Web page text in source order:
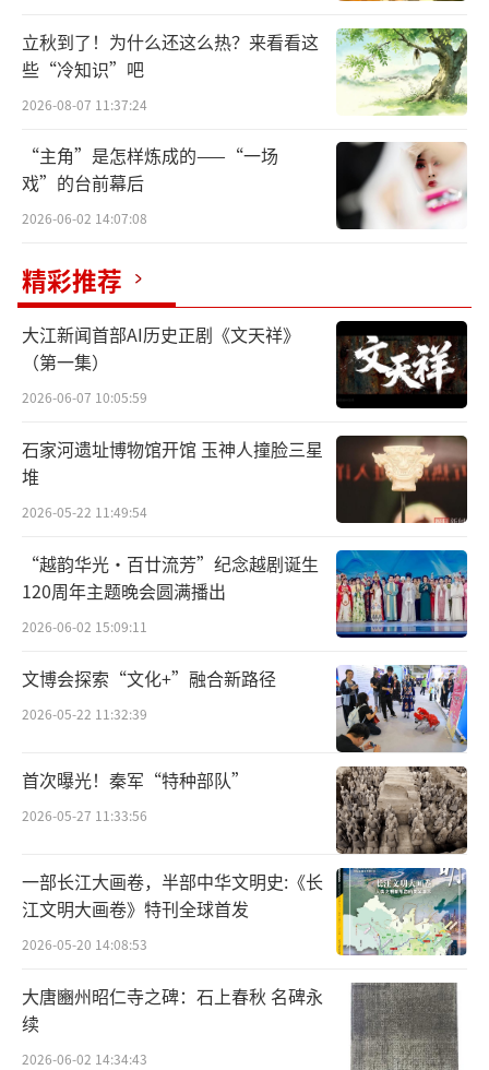
写生团合影
抵达当日，写生团首站走进新疆国际大巴
热闹的市井气息，瞬间将艺术家们带入丝路商
贸往来的历史长卷中。宏伟的观光塔高耸入
云，以新疆传统乐器“萨塔尔”为原型设计；
集贸市场内，从精美的手工地毯到闪亮的英吉
沙小刀，从绚丽的艾德莱斯绸到各式民族乐
器，令人目不暇接。艺术家们穿行在迷宫般的
巷道中，他们用相机、画笔迅速记录下头戴花
帽的老者闲坐品茗的场景、手工艺人专注打磨
铜器的神态、还有商贩们热情招揽客商的生动
表情。这些充满生活气息的画面，成为艺术家
们理解新疆多元文化的重要窗口。
作为“走遍中国”项目总负责人，杨晓阳
指出该项目经过三年系统筹划，以“学术性、
创新性、国际性、时代性”为宗旨，组织全国
优秀艺术家深入生活第一线。在新疆段行程
中，艺术家们不仅感受到浓郁的民族风情，更
目睹了改革开放以来当地在基础设施建设、新
能源开发等领域的跨越式发展，这些鲜活素材
为艺术创作提供了丰富源泉。通过老中青三代
艺术家的深入交流与创作实践，活动促进了不
同艺术理念的碰撞融合，推动艺术家突破既定
模式，推动了“从高原到高峰”的艺术突破。
立秋到了！为什么还这么热？来看看这
些“冷知识”吧
2026-08-07 11:37:24
“主角”是怎样炼成的——“一场
戏”的台前幕后
2026-06-02 14:07:08
精彩推荐
大江新闻首部AI历史正剧《文天祥》
（第一集）
2026-06-07 10:05:59
石家河遗址博物馆开馆 玉神人撞脸三星
堆
2026-05-22 11:49:54
“越韵华光·百廿流芳”纪念越剧诞生
120周年主题晚会圆满播出
2026-06-02 15:09:11
文博会探索“文化+”融合新路径
2026-05-22 11:32:39
首次曝光！秦军“特种部队”
2026-05-27 11:33:56
一部长江大画卷，半部中华文明史:《长
江文明大画卷》特刊全球首发
2026-05-20 14:08:53
大唐豳州昭仁寺之碑：石上春秋 名碑永
续
2026-06-02 14:34:43